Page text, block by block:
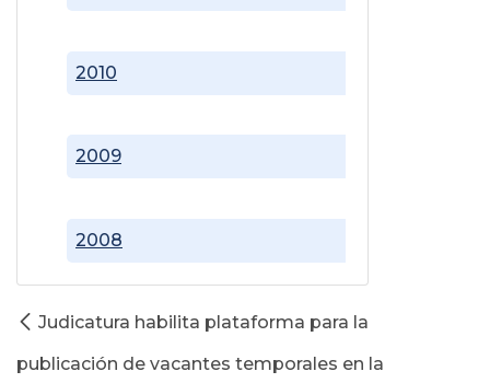
2008
2009
2010
Judicatura habilita plataforma para la
publicación de vacantes temporales en la